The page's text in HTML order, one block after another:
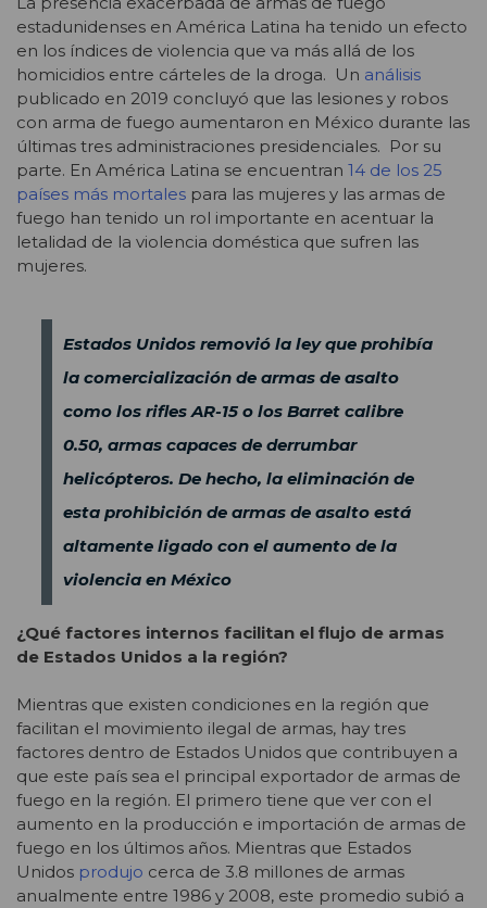
estadunidenses en América Latina ha tenido un efecto
en los índices de violencia que va más allá de los
homicidios entre cárteles de la droga. Un análisis
publicado en 2019 concluyó que las lesiones y robos
con arma de fuego aumentaron en México durante las
últimas tres administraciones presidenciales. Por su
parte. En América Latina se encuentran 14 de los 25
países más mortales para las mujeres y las armas de
fuego han tenido un rol importante en acentuar la
letalidad de la violencia doméstica que sufren las
mujeres.
Estados Unidos removió la ley que prohibía
la comercialización de armas de asalto
como los rifles AR-15 o los Barret calibre
0.50, armas capaces de derrumbar
helicópteros. De hecho, la eliminación de
esta prohibición de armas de asalto está
altamente ligado con el aumento de la
violencia en México
¿Qué factores internos facilitan el flujo de armas
de Estados Unidos a la región?
Mientras que existen condiciones en la región que
facilitan el movimiento ilegal de armas, hay tres
factores dentro de Estados Unidos que contribuyen a
que este país sea el principal exportador de armas de
fuego en la región. El primero tiene que ver con el
aumento en la producción e importación de armas de
fuego en los últimos años. Mientras que Estados
Unidos produjo cerca de 3.8 millones de armas
anualmente entre 1986 y 2008, este promedio subió a